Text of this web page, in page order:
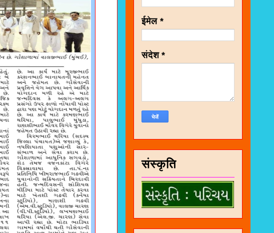
ईमेल *
संदेश *
संस्कृति